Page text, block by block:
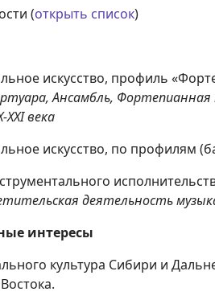
(открыть список)
искусство, профиль
Ансамбль,
-XXIвека
искусство, по профилям
деятельность
интересы
культура Сибири и